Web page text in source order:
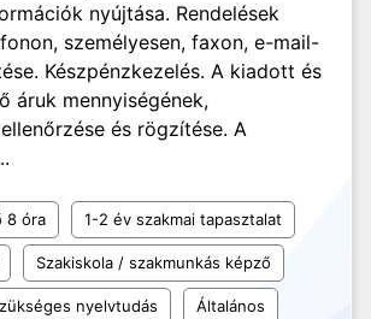
nyújtása. Rendelések
személyesen, faxon, e-mail-
Készpénzkezelés. A kiadott és
áruk mennyiségének,
és rögzítése. A
8 óra 1-2 év szakmai tapasztalat
Szakiskola / szakmunkás képző
nyelvtudás Általános